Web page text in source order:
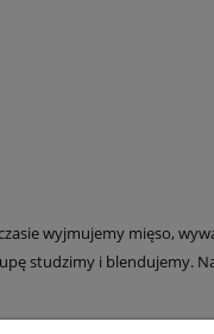
wyjmujemy mięso,
studzimy i blendujemy.